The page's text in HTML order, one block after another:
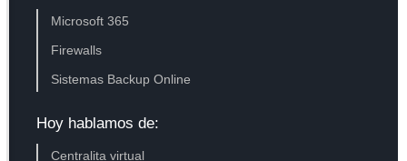
Microsoft 365
Firewalls
Sistemas Backup Online
Hoy hablamos de:
Centralita virtual